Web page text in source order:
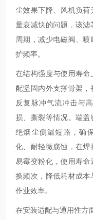
尘效果下降、风机负
量衰减快的问题，该
周期，减少电磁阀、
护频率。
在结构强度与使用寿
配坚固内外支撑骨架
反复脉冲气流冲击与
损、撕裂等情况。端
绝烟尘侧漏短路，确
化、耐轻微腐蚀，在
易霉变粉化，使用寿
换频次，降低耗材成
作业效率。
在安装适配与通用性方